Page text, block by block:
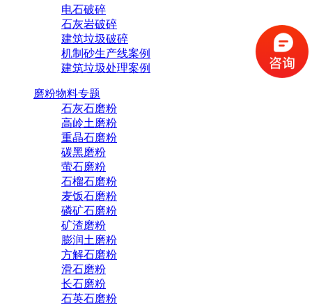
电石破碎
石灰岩破碎
建筑垃圾破碎
机制砂生产线案例
建筑垃圾处理案例
磨粉物料专题
石灰石磨粉
高岭土磨粉
重晶石磨粉
碳黑磨粉
萤石磨粉
石榴石磨粉
麦饭石磨粉
磷矿石磨粉
矿渣磨粉
膨润土磨粉
方解石磨粉
滑石磨粉
长石磨粉
石英石磨粉